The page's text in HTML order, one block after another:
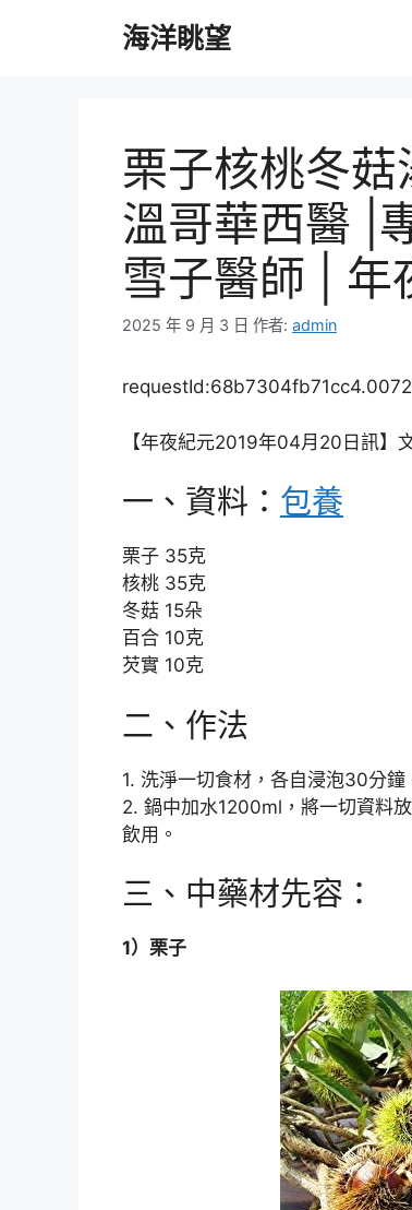
海洋眺望
栗子核桃冬菇
溫哥華西醫 |
雪子醫師 | 年
2025 年 9 月 3 日 作者: admin
【年夜紀元2019年04月20日訊】
一、資料： 包養
栗子 35克
核桃 35克
冬菇 15朵
百合 10克
芡實 10克
二、作法
1. 洗淨一切食材，各自浸泡30分鐘
2. 鍋中加水1200ml，將一切資料
飲用。
三、中藥材先容：
1）栗子